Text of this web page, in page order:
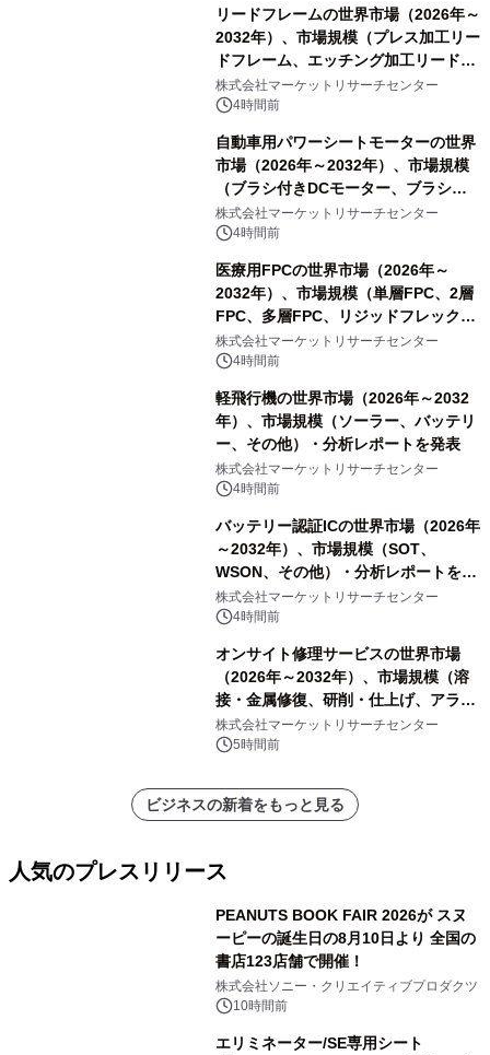
リードフレームの世界市場（2026年～
2032年）、市場規模（プレス加工リー
ドフレーム、エッチング加工リードフ
レーム）・分析レポートを発表
株式会社マーケットリサーチセンター
4時間前
自動車用パワーシートモーターの世界
市場（2026年～2032年）、市場規模
（ブラシ付きDCモーター、ブラシレ
スDCモーター）・分析レポートを発
表
株式会社マーケットリサーチセンター
4時間前
医療用FPCの世界市場（2026年～
2032年）、市場規模（単層FPC、2層
FPC、多層FPC、リジッドフレックス
PCB）・分析レポートを発表
株式会社マーケットリサーチセンター
4時間前
軽飛行機の世界市場（2026年～2032
年）、市場規模（ソーラー、バッテリ
ー、その他）・分析レポートを発表
株式会社マーケットリサーチセンター
4時間前
バッテリー認証ICの世界市場（2026年
～2032年）、市場規模（SOT、
WSON、その他）・分析レポートを発
表
株式会社マーケットリサーチセンター
4時間前
オンサイト修理サービスの世界市場
（2026年～2032年）、市場規模（溶
接・金属修復、研削・仕上げ、アライ
メント、その他）・分析レポートを発
表
株式会社マーケットリサーチセンター
5時間前
ビジネスの新着をもっと見る
人気のプレスリリース
PEANUTS BOOK FAIR 2026が スヌ
ーピーの誕生日の8月10日より 全国の
書店123店舗で開催！
株式会社ソニー・クリエイティブプロダクツ
10時間前
エリミネーター/SE専用シート